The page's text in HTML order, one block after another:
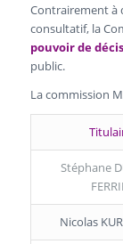
Contrairement à
consultatif, la
pouvoir de
public.
La commission
Stéphane
Nicolas